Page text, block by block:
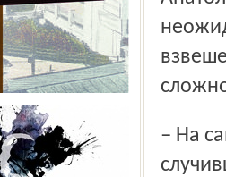
– На самом деле только непосвящённому человеку